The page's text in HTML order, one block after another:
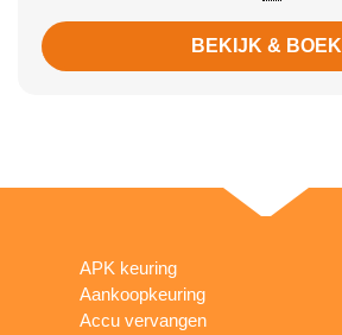
BEKIJK & BOEK
APK keuring
Aankoopkeuring
Accu vervangen